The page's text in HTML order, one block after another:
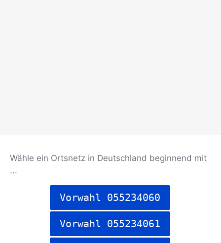
Wähle ein Ortsnetz in Deutschland beginnend mit
...
Vorwahl 055234060
Vorwahl 055234061